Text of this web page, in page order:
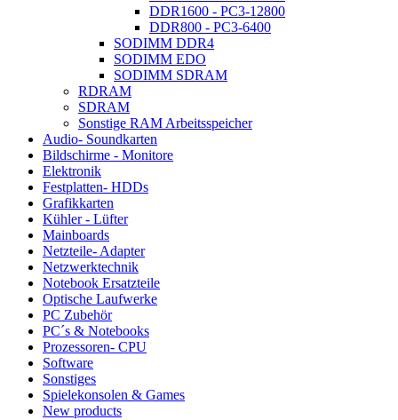
DDR1600 - PC3-12800
DDR800 - PC3-6400
SODIMM DDR4
SODIMM EDO
SODIMM SDRAM
RDRAM
SDRAM
Sonstige RAM Arbeitsspeicher
Audio- Soundkarten
Bildschirme - Monitore
Elektronik
Festplatten- HDDs
Grafikkarten
Kühler - Lüfter
Mainboards
Netzteile- Adapter
Netzwerktechnik
Notebook Ersatzteile
Optische Laufwerke
PC Zubehör
PC´s & Notebooks
Prozessoren- CPU
Software
Sonstiges
Spielekonsolen & Games
New products